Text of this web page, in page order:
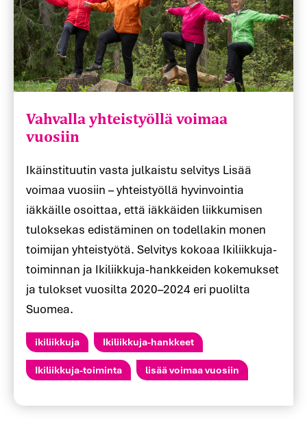
Vahvalla yhteistyöllä voimaa
vuosiin
Ikäinstituutin vasta julkaistu selvitys Lisää
voimaa vuosiin – yhteistyöllä hyvinvointia
iäkkäille osoittaa, että iäkkäiden liikkumisen
tuloksekas edistäminen on todellakin monen
toimijan yhteistyötä. Selvitys kokoaa Ikiliikkuja-
toiminnan ja Ikiliikkuja-hankkeiden kokemukset
ja tulokset vuosilta 2020–2024 eri puolilta
Suomea.
ikiliikkuja Ikiliikkuja-hankkeet
Ikiliikkuja-toiminta lisää voimaa vuosiin